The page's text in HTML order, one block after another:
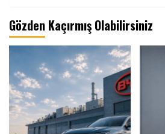
Gözden Kaçırmış Olabilirsiniz